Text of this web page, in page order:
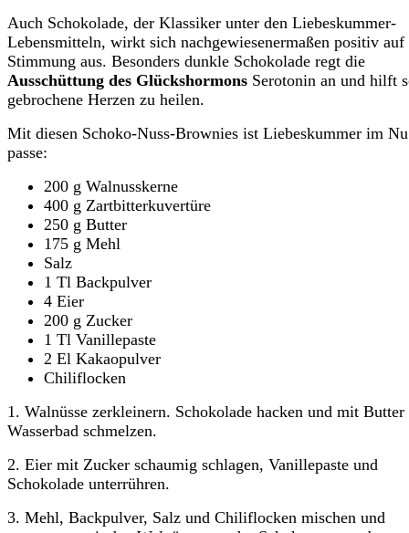
Auch Schokolade, der Klassiker unter den Liebeskummer-
Lebensmitteln, wirkt sich nachgewiesenermaßen positiv auf
Stimmung aus. Besonders dunkle Schokolade regt die
Ausschüttung des Glückshormons Serotonin an und hilft
gebrochene Herzen zu heilen.
Mit diesen Schoko-Nuss-Brownies ist Liebeskummer im Nu
passe:
200 g Walnusskerne
400 g Zartbitterkuvertüre
250 g Butter
175 g Mehl
Salz
1 Tl Backpulver
4 Eier
200 g Zucker
1 Tl Vanillepaste
2 El Kakaopulver
Chiliflocken
1. Walnüsse zerkleinern. Schokolade hacken und mit
Wasserbad schmelzen.
2. Eier mit Zucker schaumig schlagen, Vanillepaste und
Schokolade unterrühren.
3. Mehl, Backpulver, Salz und Chiliflocken mischen und